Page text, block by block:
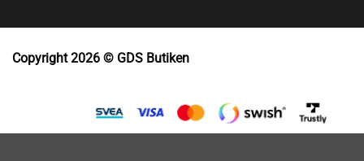
Copyright 2026 © GDS Butiken